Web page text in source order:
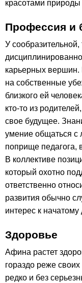
красотами
Профессия и
У
карьерных вершин.
на собственные
близкого ей
кто-то из
свое будущее.
умение общаться с
поприще педагога,
В коллективе
который охотно
ответственно
развития обычно
интерес к начатому
Здоровье
Афина растет
гораздо реже
редко и без